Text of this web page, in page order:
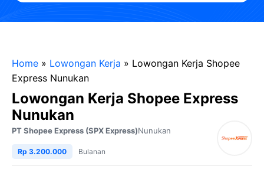
Home » Lowongan Kerja » Lowongan Kerja Shopee
Express Nunukan
Lowongan Kerja Shopee Express
Nunukan
PT Shopee Express (SPX Express)Nunukan
Rp 3.200.000 Bulanan